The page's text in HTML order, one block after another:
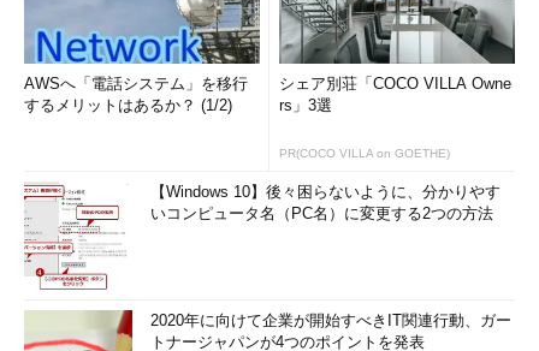
AWSへ「電話システム」を移行
するメリットはあるか？ (1/2)
シェア別荘「COCO VILLA Owne
rs」3選
PR(COCO VILLA on GOETHE)
【Windows 10】後々困らないように、分かりやす
いコンピュータ名（PC名）に変更する2つの方法
2020年に向けて企業が開始すべきIT関連行動、ガー
トナージャパンが4つのポイントを発表